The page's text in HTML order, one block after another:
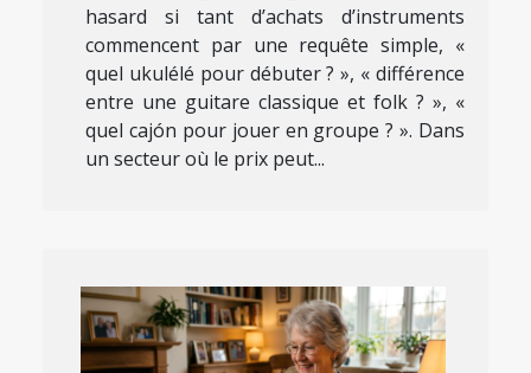
hasard si tant d’achats d’instruments
commencent par une requête simple, «
quel ukulélé pour débuter ? », « différence
entre une guitare classique et folk ? », «
quel cajón pour jouer en groupe ? ». Dans
un secteur où le prix peut...